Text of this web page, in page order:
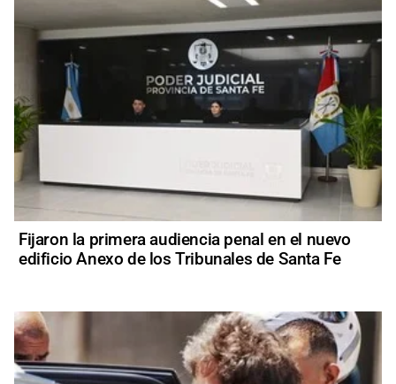
Fijaron la primera audiencia penal en el nuevo
edificio Anexo de los Tribunales de Santa Fe